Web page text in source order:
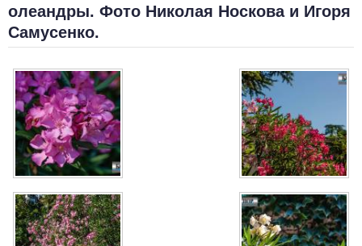
олеандры. Фото Николая Носкова и Игоря
Самусенко.